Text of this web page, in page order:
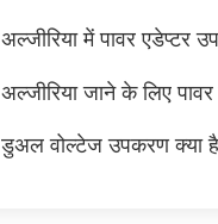
अल्जीरिया में पावर एडेप्टर
अल्जीरिया जाने के लिए
डुअल वोल्टेज उपकरण क्या